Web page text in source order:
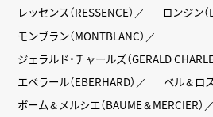
レッセンス（RESSENCE）
ロンジン（
モンブラン（MONTBLANC）
ジェラルド・チャールズ（GERALD
エベラール（EBERHARD）
ベル＆ロ
ボーム＆メルシエ（BAUME＆MERCIER）